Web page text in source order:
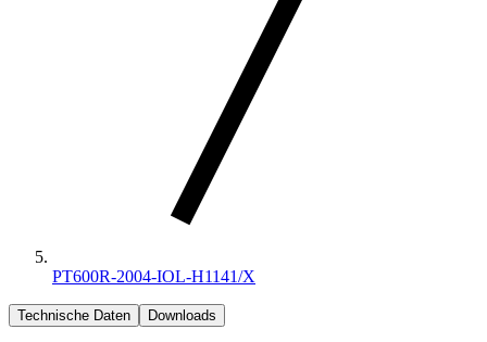
PT600R-2004-IOL-H1141/X
Technische Daten Downloads